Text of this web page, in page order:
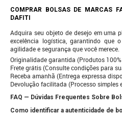
COMPRAR BOLSAS DE MARCAS
DAFITI
Adquira seu objeto de desejo em uma
excelência logística, garantindo que
agilidade e segurança que você merece.
Originalidade garantida (Produtos
Frete grátis (Consulte condições para
Receba amanhã (Entrega expressa
Devolução facilitada (Processo simples
FAQ — Dúvidas Frequentes Sobre
Como identificar a autenticidade de